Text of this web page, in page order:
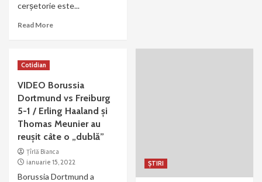
cerșetorie este...
Read More
Cotidian
VIDEO Borussia
Dortmund vs Freiburg
5-1 / Erling Haaland și
Thomas Meunier au
reușit câte o „dublă”
Țîrlă Bianca
ianuarie 15, 2022
Borussia Dortmund a
ȘTIRI